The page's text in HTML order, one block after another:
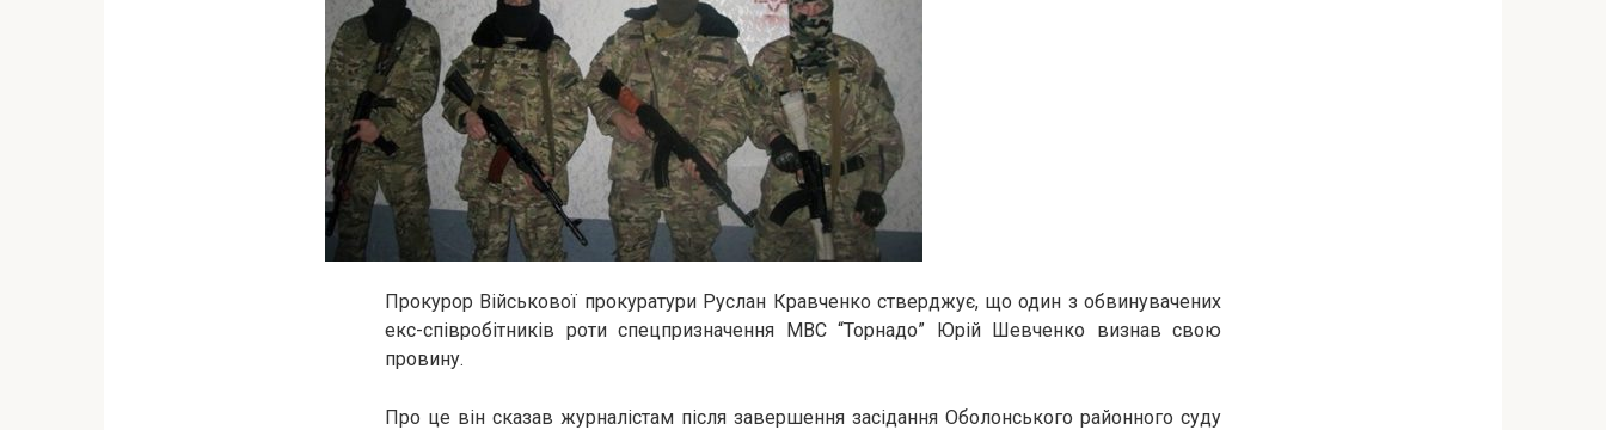
Прокурор Військової прокуратури Руслан Кравченко стверджує, що один з обвинувачених
екс-співробітників роти спецпризначення МВС “Торнадо” Юрій Шевченко визнав свою
провину.
Про це він сказав журналістам після завершення засідання Оболонського районного суду